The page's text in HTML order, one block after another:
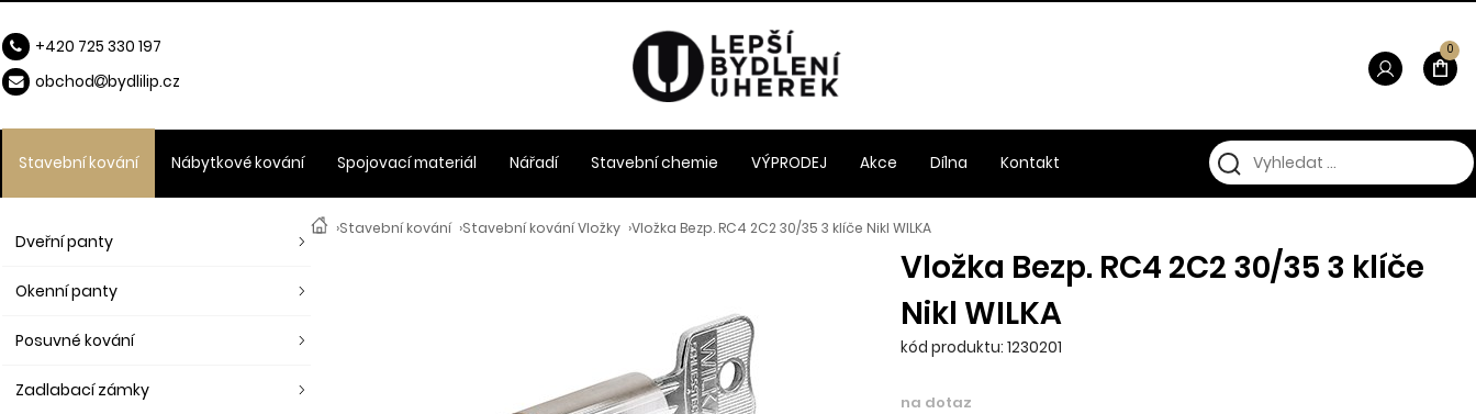
›Stavební kování ›Stavební kování Vložky ›Vložka Bezp. RC4 2C2 30/35 3 klíče Nikl WILKA
Vložka Bezp. RC4 2C2 30/35 3 klíče
Nikl WILKA
kód produktu: 1230201
na dotaz
Dveřní panty
Okenní panty
Posuvné kování
Zadlabací zámky
Stavební kování Nábytkové kování Spojovací materiál Nářadí Stavební chemie VÝPRODEJ Akce Dílna Kontakt
0
+420 725 330 197
obchod
bydlilip.cz